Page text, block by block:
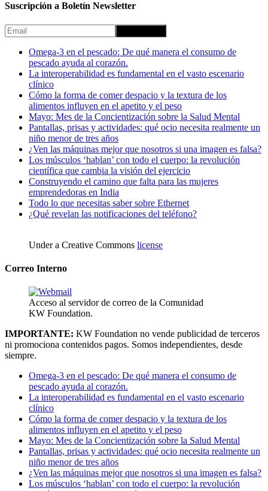
Suscripción a Boletín Newsletter
Omega-3 en el pescado: De qué manera el consumo de
pescado ayuda al corazón.
La interoperabilidad es fundamental en el vasto escenario
clínico
Cómo la forma de comer despacio y la textura de los
alimentos influyen en el apetito y el peso
Mayo: Mes de la Concientización sobre la Salud Mental
Pantallas, prisas y actividades: qué ocio necesita realmente un
niño menor de tres años
¿Ven las máquinas mejor que nosotros si una imagen es falsa?
Los músculos ‘hablan’ con todo el cuerpo: la revolución
científica que cambia la visión del ejercicio
Construyendo el camino que falta para las mujeres
emprendedoras en India
Todo lo que necesitas saber sobre Ethernet
¿Qué revelan las notificaciones del teléfono?
Under a Creative Commons license
Correo Interno
Acceso al servidor de correo de la Comunidad
KW Foundation.
IMPORTANTE: KW Foundation no vende publicidad de terceros
ni promociona contenidos pagos. Somos independientes, desde
siempre.
Omega-3 en el pescado: De qué manera el consumo de
pescado ayuda al corazón.
La interoperabilidad es fundamental en el vasto escenario
clínico
Cómo la forma de comer despacio y la textura de los
alimentos influyen en el apetito y el peso
Mayo: Mes de la Concientización sobre la Salud Mental
Pantallas, prisas y actividades: qué ocio necesita realmente un
niño menor de tres años
¿Ven las máquinas mejor que nosotros si una imagen es falsa?
Los músculos ‘hablan’ con todo el cuerpo: la revolución